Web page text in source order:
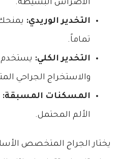
الأضراس البسيطة.
التخدير الوريدي:
تماماً.
التخدير الكلي: يستخدم
والاستخراج الجراحي
المسكنات المسبقة:
الألم المحتمل.
يختار الجراح المتخصص